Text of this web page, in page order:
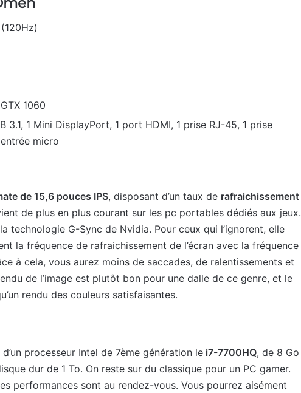
1060
1 Mini DisplayPort, 1 port HDMI, 1 prise RJ-45, 1 prise
micro
de 15,6 pouces IPS, disposant d’un taux de rafraichissement
de plus en plus courant sur les pc portables dédiés aux jeux.
technologie G-Sync de Nvidia. Pour ceux qui l’ignorent, elle
la fréquence de rafraichissement de l’écran avec la fréquence
à cela, vous aurez moins de saccades, de ralentissements et
de l’image est plutôt bon pour une dalle de ce genre, et le
rendu des couleurs satisfaisantes.
processeur Intel de 7ème génération le i7-7700HQ, de 8 Go
dur de 1 To. On reste sur du classique pour un PC gamer.
performances sont au rendez-vous. Vous pourrez aisément